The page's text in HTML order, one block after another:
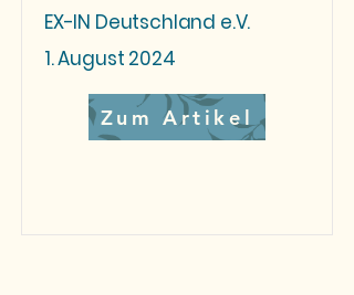
EX-IN Deutschland e.V.
1. August 2024
Zum Artikel